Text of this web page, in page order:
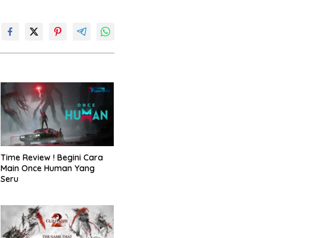
Time Review ! Begini Cara
Main Once Human Yang
Seru